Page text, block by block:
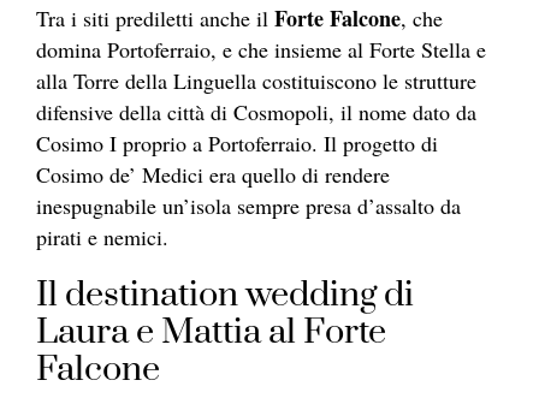
Tra i siti prediletti anche il Forte Falcone, che
domina Portoferraio, e che insieme al Forte Stella e
alla Torre della Linguella costituiscono le strutture
difensive della città di Cosmopoli, il nome dato da
Cosimo I proprio a Portoferraio. Il progetto di
Cosimo de’ Medici era quello di rendere
inespugnabile un’isola sempre presa d’assalto da
pirati e nemici.
Il destination wedding di
Laura e Mattia al Forte
Falcone